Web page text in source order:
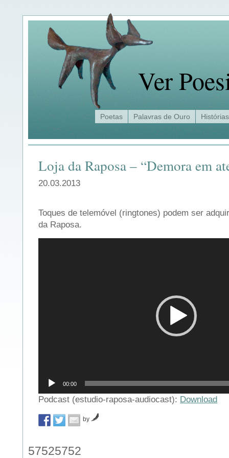
Ver
Poetas Palavras de Ouro Histórias
Loja da Raposa – “Demora em
20.03.2013
Toques de telemóvel (ringtones) podem ser
da Raposa.
00:00
Podcast (estudio-raposa-audiocast): Download
by
57525752